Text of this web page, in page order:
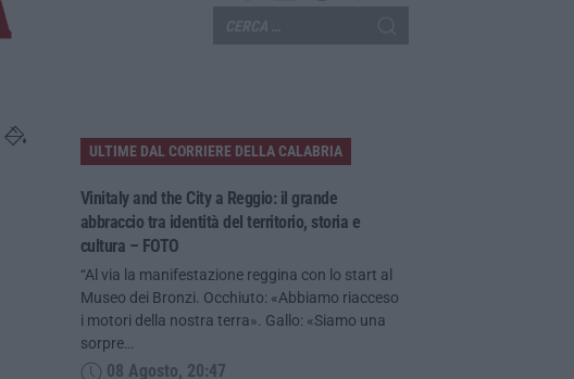
ULTIME DAL CORRIERE DELLA CALABRIA
Vinitaly and the City a Reggio: il grande
abbraccio tra identità del territorio, storia e
cultura – FOTO
“Al via la manifestazione reggina con lo start al
Museo dei Bronzi. Occhiuto: «Abbiamo riacceso
i motori della nostra terra». Gallo: «Siamo una
sorpre…
08 Agosto, 20:47